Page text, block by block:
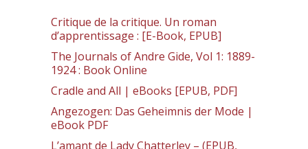
Critique de la critique. Un roman
d’apprentissage : [E-Book, EPUB]
The Journals of Andre Gide, Vol 1: 1889-
1924 : Book Online
Cradle and All | eBooks [EPUB, PDF]
Angezogen: Das Geheimnis der Mode |
eBook PDF
L’amant de Lady Chatterley – (EPUB,